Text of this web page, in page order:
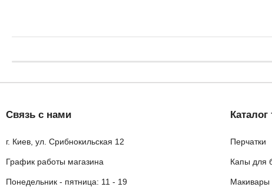
Связь с нами
г. Киев, ул. Срибнокильская 12
График работы магазина
Понедельник - пятница: 11 - 19
Каталог
Перчатки
Капы для
Макивары